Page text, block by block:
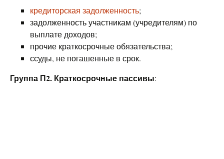
кредиторская задолженность;
задолженность участникам (учредителям) по
выплате доходов;
прочие краткосрочные обязательства;
ссуды, не погашенные в срок.
Группа П2. Краткосрочные пассивы: